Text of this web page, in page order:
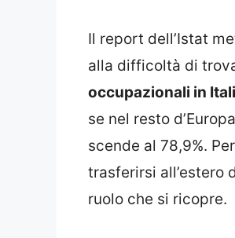
Il report dell’Istat
alla difficoltà di
occupazionali in
se nel resto
scende al 78,9%.
trasferirsi all’estero
ruolo che si ricopre.